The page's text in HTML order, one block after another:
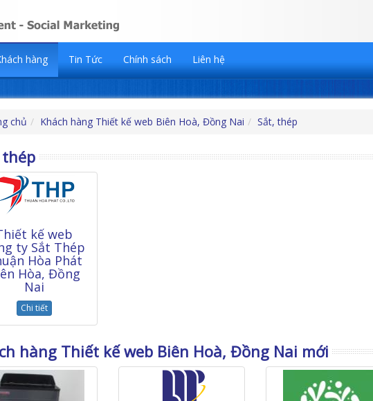
hàng Tin Tức Chính sách Liên hệ
chủ Khách hàng Thiết kế web Biên Hoà, Đồng Nai Sắt, thép
kế web
ty Sắt Thép
Hòa Phát
Hòa, Đồng
Nai
Chi tiết
hàng Thiết kế web Biên Hoà, Đồng Nai mới